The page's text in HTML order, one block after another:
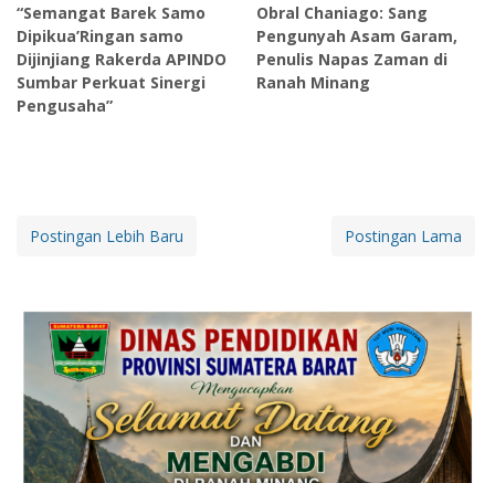
“Semangat Barek Samo
Dipikua’Ringan samo
Dijinjiang Rakerda APINDO
Sumbar Perkuat Sinergi
Pengusaha”
Obral Chaniago: Sang
Pengunyah Asam Garam,
Penulis Napas Zaman di
Ranah Minang
Postingan Lebih Baru Postingan Lama